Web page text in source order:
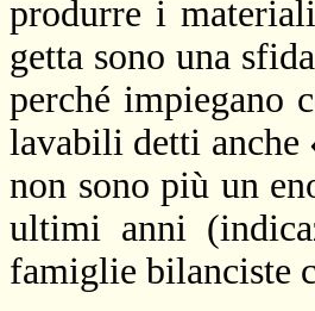
produrre i
getta sono una
perché impiegano
lavabili detti anche
non sono più un
ultimi anni
famiglie bilanciste